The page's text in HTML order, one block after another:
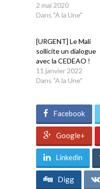
2 mai 2020
Dans "A la Une"
[URGENT] Le Mali
sollicite un dialogue
avec la CEDEAO !
11 janvier 2022
Dans "A la Une"
Facebook
Google+
Linkedin
Digg